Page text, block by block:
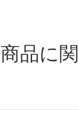
商品に